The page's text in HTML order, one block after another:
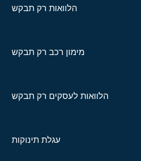
הלוואות רק תבקש
מימון רכב רק תבקש
הלוואות לעסקים רק תבקש
עגלת תינוקות